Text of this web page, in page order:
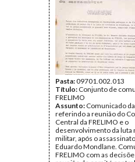
Pasta:09701.002.013
Título: Conjunto de
FRELIMO
Assunto: Comunicado
referindo a reunião do
Central da FRELIMO e o
desenvolvimento da luta
militar, após o
Eduardo Mondlane.
FRELIMO com as